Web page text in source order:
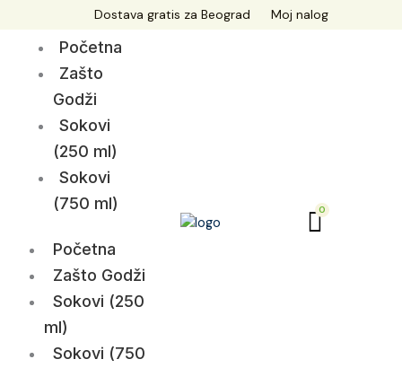
content
Dostava gratis za Beograd Moj nalog
Početna
Zašto
Godži
Sokovi
(250 ml)
Sokovi
(750 ml)
Početna
Zašto Godži
Sokovi (250
ml)
Sokovi (750